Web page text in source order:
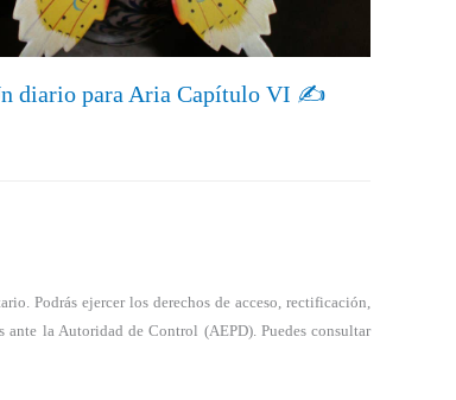
diario para Aria Capítulo VI ✍
Podrás ejercer los derechos de acceso, rectificación,
la Autoridad de Control (AEPD). Puedes consultar